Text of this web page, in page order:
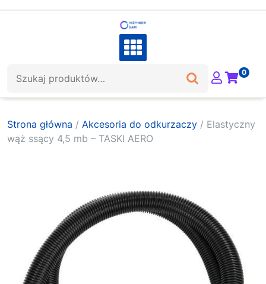
0
Strona główna / Akcesoria do odkurzaczy / Elastyczny
wąż ssący 4,5 mb – TASKI AERO